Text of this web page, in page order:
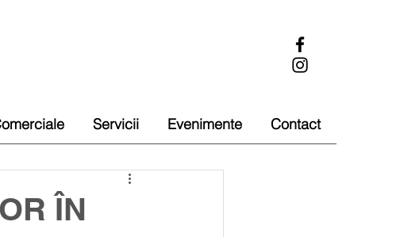
Servicii Evenimente Contact
ÎN